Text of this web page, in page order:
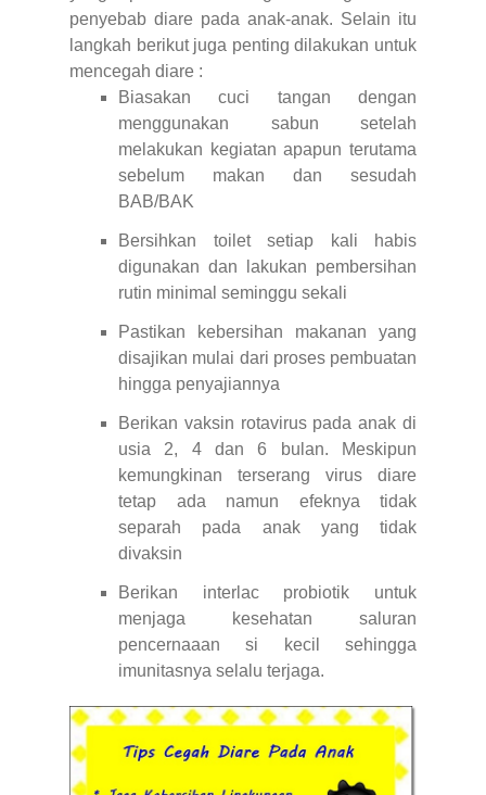
penyebab diare pada anak-anak. Selain itu
langkah berikut juga penting dilakukan untuk
mencegah diare :
Biasakan cuci tangan dengan
menggunakan sabun setelah
melakukan kegiatan apapun terutama
sebelum makan dan sesudah
BAB/BAK
Bersihkan toilet setiap kali habis
digunakan dan lakukan pembersihan
rutin minimal seminggu sekali
Pastikan kebersihan makanan yang
disajikan mulai dari proses pembuatan
hingga penyajiannya
Berikan vaksin rotavirus pada anak di
usia 2, 4 dan 6 bulan. Meskipun
kemungkinan terserang virus diare
tetap ada namun efeknya tidak
separah pada anak yang tidak
divaksin
Berikan interlac probiotik untuk
menjaga kesehatan saluran
pencernaaan si kecil sehingga
imunitasnya selalu terjaga.